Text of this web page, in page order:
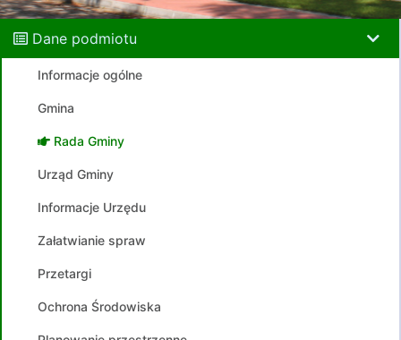
Dane podmiotu
Informacje ogólne
Gmina
Rada Gminy
Urząd Gminy
Informacje Urzędu
Załatwianie spraw
Przetargi
Ochrona Środowiska